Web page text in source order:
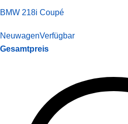
BMW 218i Coupé
NeuwagenVerfügbar
Gesamtpreis